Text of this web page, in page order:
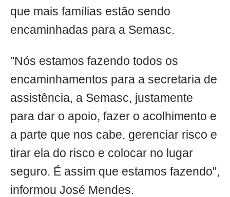
que mais famílias estão sendo
encaminhadas para a Semasc.
"Nós estamos fazendo todos os
encaminhamentos para a secretaria de
assistência, a Semasc, justamente
para dar o apoio, fazer o acolhimento e
a parte que nos cabe, gerenciar risco e
tirar ela do risco e colocar no lugar
seguro. É assim que estamos fazendo",
informou José Mendes.